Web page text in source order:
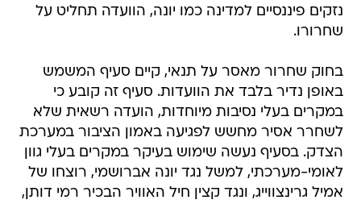
נזקים פיננסיים למדינה כמו יונה, הוועדה תחליט על
שחרורו.
בחוק שחרור מאסר על תנאי, קיים סעיף המשמש
באופן נדיר בלבד את הוועדות. סעיף זה קובע כי
במקרים בעלי נסיבות מיוחדות, הועדה רשאית שלא
לשחרר אסיר מחשש לפגיעה באמון הציבור במערכת
הצדק. בסעיף נעשה שימוש בעיקר במקרים בעלי גוון
לאומי-מערכתי, למשל נגד יונה אברושמי, רוצחו של
אמיל גרינצווייג, ונגד קצין חיל האוויר הבכיר רמי דותן,